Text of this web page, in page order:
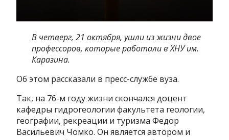
В четверг, 21 октября, ушли из жизни двое
профессоров, которые работали в ХНУ им.
Каразина.
Об этом рассказали в пресс-службе вуза.
Так, на 76-м году жизни скончался доцент
кафедры гидрогеологии факультета геологии,
географии, рекреации и туризма Федор
Васильевич Чомко. Он является автором и